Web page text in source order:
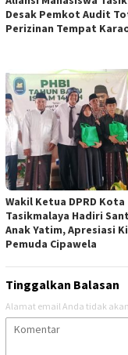
Desak Pemkot Audit
Perizinan Tempat
Wakil Ketua DPRD Kota
Tasikmalaya Hadiri
Anak Yatim, Apresiasi
Pemuda Cipawela
Tinggalkan Balasan
Alamat email Anda tidak